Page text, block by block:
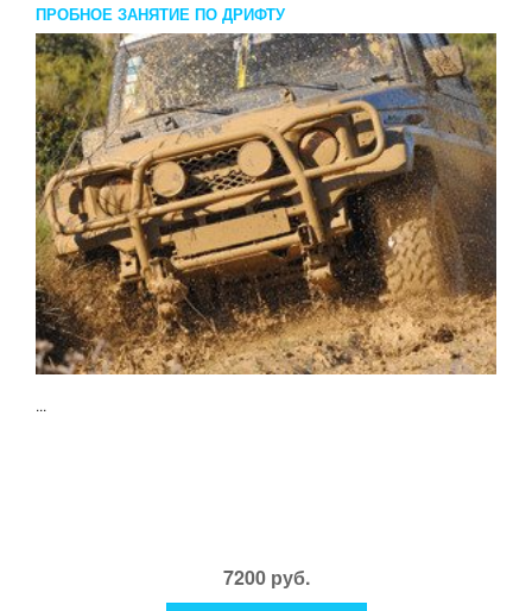
ПРОБНОЕ ЗАНЯТИЕ ПО ДРИФТУ
...
7200 руб.